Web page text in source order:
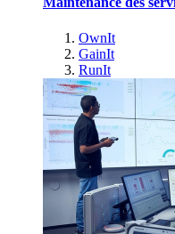
OwnIt
GainIt
RunIt